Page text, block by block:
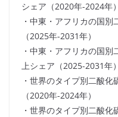
シェア（2020年-2024年）
・中東・アフリカの国
（2025年-2031年）
・中東・アフリカの国
上シェア（2025-2031年）
・世界のタイプ別二酸
（2020年-2024年）
・世界のタイプ別二酸